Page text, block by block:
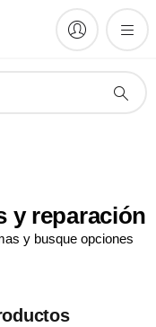
y reparación
y busque opciones